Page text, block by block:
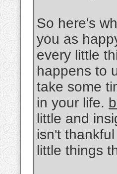
So here's
you as
every little
happens to
take some
in your life.
little and
isn't
little things